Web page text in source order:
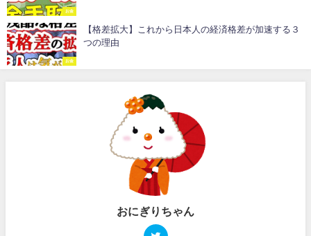
お金
お金
【格差拡大】これから日本人の経済格差が加速する３
つの理由
おにぎりちゃん